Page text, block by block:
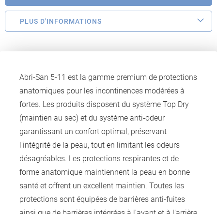
PLUS D'INFORMATIONS
Abri-San 5-11 est la gamme premium de protections
anatomiques pour les incontinences modérées à
fortes. Les produits disposent du système Top Dry
(maintien au sec) et du système anti-odeur
garantissant un confort optimal, préservant
l'intégrité de la peau, tout en limitant les odeurs
désagréables. Les protections respirantes et de
forme anatomique maintiennent la peau en bonne
santé et offrent un excellent maintien. Toutes les
protections sont équipées de barrières anti-fuites